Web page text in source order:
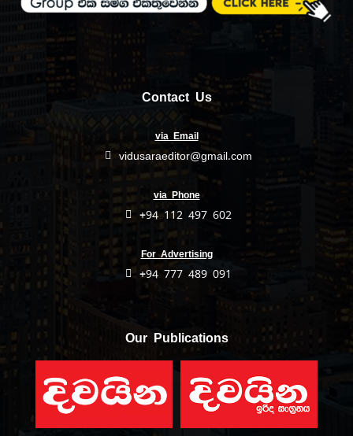
Contact Us
via Email
vidusaraeditor@gmail.com
via Phone
+94 112 497 602
For Advertising
+94 777 489 091
Our Publications